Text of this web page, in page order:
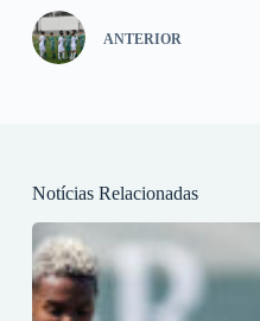
ANTERIOR
Notícias Relacionadas